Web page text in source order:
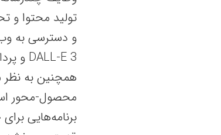
تولید محتوا و
DALL-E 3 و پردازش صوت به Whisper وابسته است.
محصول-محور